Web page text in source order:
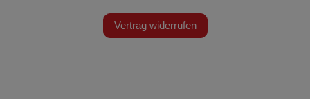
Vertrag widerrufen